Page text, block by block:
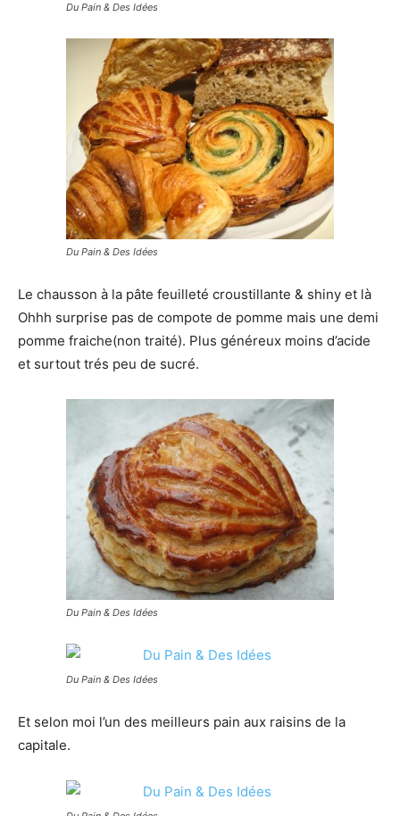
Du Pain & Des Idées
Du Pain & Des Idées
Le chausson à la pâte feuilleté croustillante & shiny et là
Ohhh surprise pas de compote de pomme mais une demi
pomme fraiche(non traité). Plus généreux moins d’acide
et surtout trés peu de sucré.
Du Pain & Des Idées
Du Pain & Des Idées
Et selon moi l’un des meilleurs pain aux raisins de la
capitale.